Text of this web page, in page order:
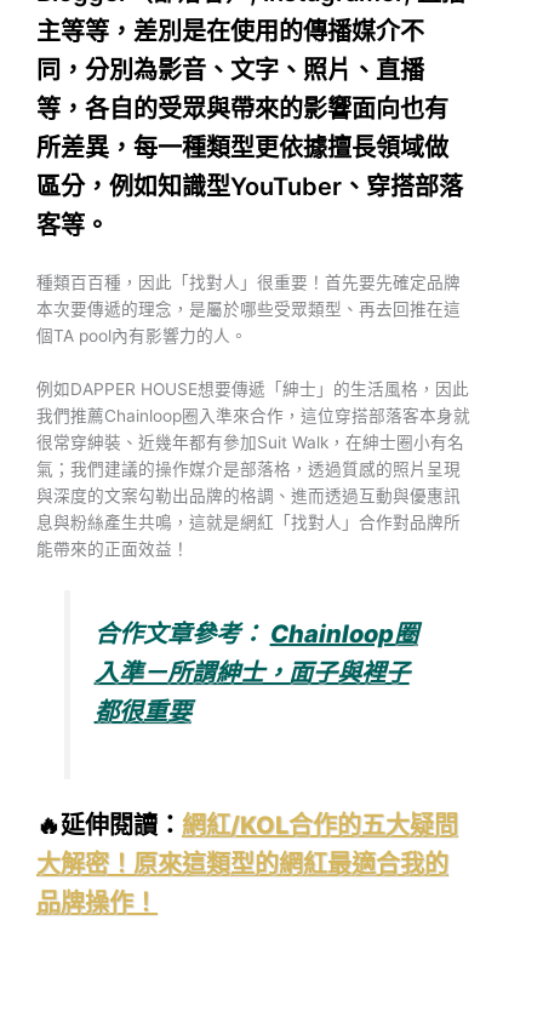
主等等，差別是在使用的傳播媒介不
同，分別為影音、文字、照片、直播
等，各自的受眾與帶來的影響面向也有
所差異，每一種類型更依據擅長領域做
區分，例如知識型YouTuber、穿搭部落
客等。
種類百百種，因此「找對人」很重要！首先要先確定品牌
本次要傳遞的理念，是屬於哪些受眾類型、再去回推在這
個TA pool內有影響力的人。
例如DAPPER HOUSE想要傳遞「紳士」的生活風格，因此
我們推薦Chainloop圈入準來合作，這位穿搭部落客本身就
很常穿紳裝、近幾年都有參加Suit Walk，在紳士圈小有名
氣；我們建議的操作媒介是部落格，透過質感的照片呈現
與深度的文案勾勒出品牌的格調、進而透過互動與優惠訊
息與粉絲產生共鳴，這就是網紅「找對人」合作對品牌所
能帶來的正面效益！
合作文章參考： Chainloop圈
入準－所謂紳士，面子與裡子
都很重要
🔥延伸閱讀： 網紅/KOL合作的五大疑問
大解密！原來這類型的網紅最適合我的
品牌操作！